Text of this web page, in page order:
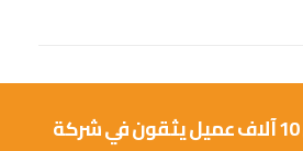
انضم إلى أكثر من 10 آلاف عميل يثقون في شركة